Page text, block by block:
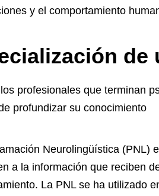
y el comportamiento
de
profesionales que terminan
profundizar su conocimiento
Neurolingüística (PNL)
a la información que reciben
La PNL se ha utilizado